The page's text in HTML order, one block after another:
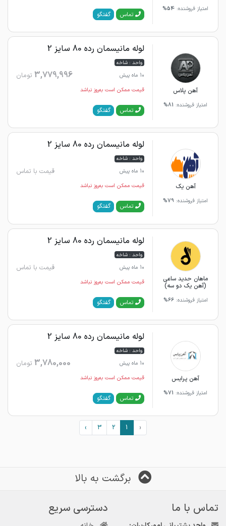
امتیاز فروشنده: 54%
تماس گفتگو
آهن پلاس
امتیاز فروشنده: 81%
لوله مانیسمان رده 80 سایز 2
واحد : شاخه
10 ماه پیش
3,779,996 تومان
قیمت ممکن است به‌روز نباشد
تماس گفتگو
آهن یک
امتیاز فروشنده: 79%
لوله مانیسمان رده 80 سایز 2
واحد : شاخه
10 ماه پیش
قیمت با تماس
قیمت ممکن است به‌روز نباشد
تماس گفتگو
ماهان حدید ساعی
(آهن یک دو سه)
امتیاز فروشنده:66%
لوله مانیسمان رده 80 سایز 2
واحد : شاخه
10 ماه پیش
قیمت با تماس
قیمت ممکن است به‌روز نباشد
تماس گفتگو
آهن پرایس
امتیاز فروشنده: 71%
لوله مانیسمان رده 80 سایز 2
واحد : شاخه
10 ماه پیش
3,780,000 تومان
قیمت ممکن است به‌روز نباشد
تماس گفتگو
‹
1
2
3
›
برگشت به بالا
تماس با ما
دسترسی سریع